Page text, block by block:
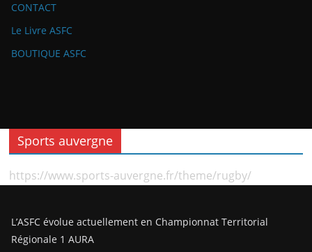
CONTACT
Le Livre ASFC
BOUTIQUE ASFC
Sports auvergne
https://www.sports-auvergne.fr/theme/rugby/
L’ASFC évolue actuellement en Championnat Territorial
Régionale 1 AURA